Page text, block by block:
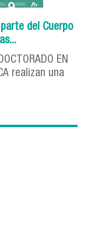
del Cuerpo
EN
realizan una